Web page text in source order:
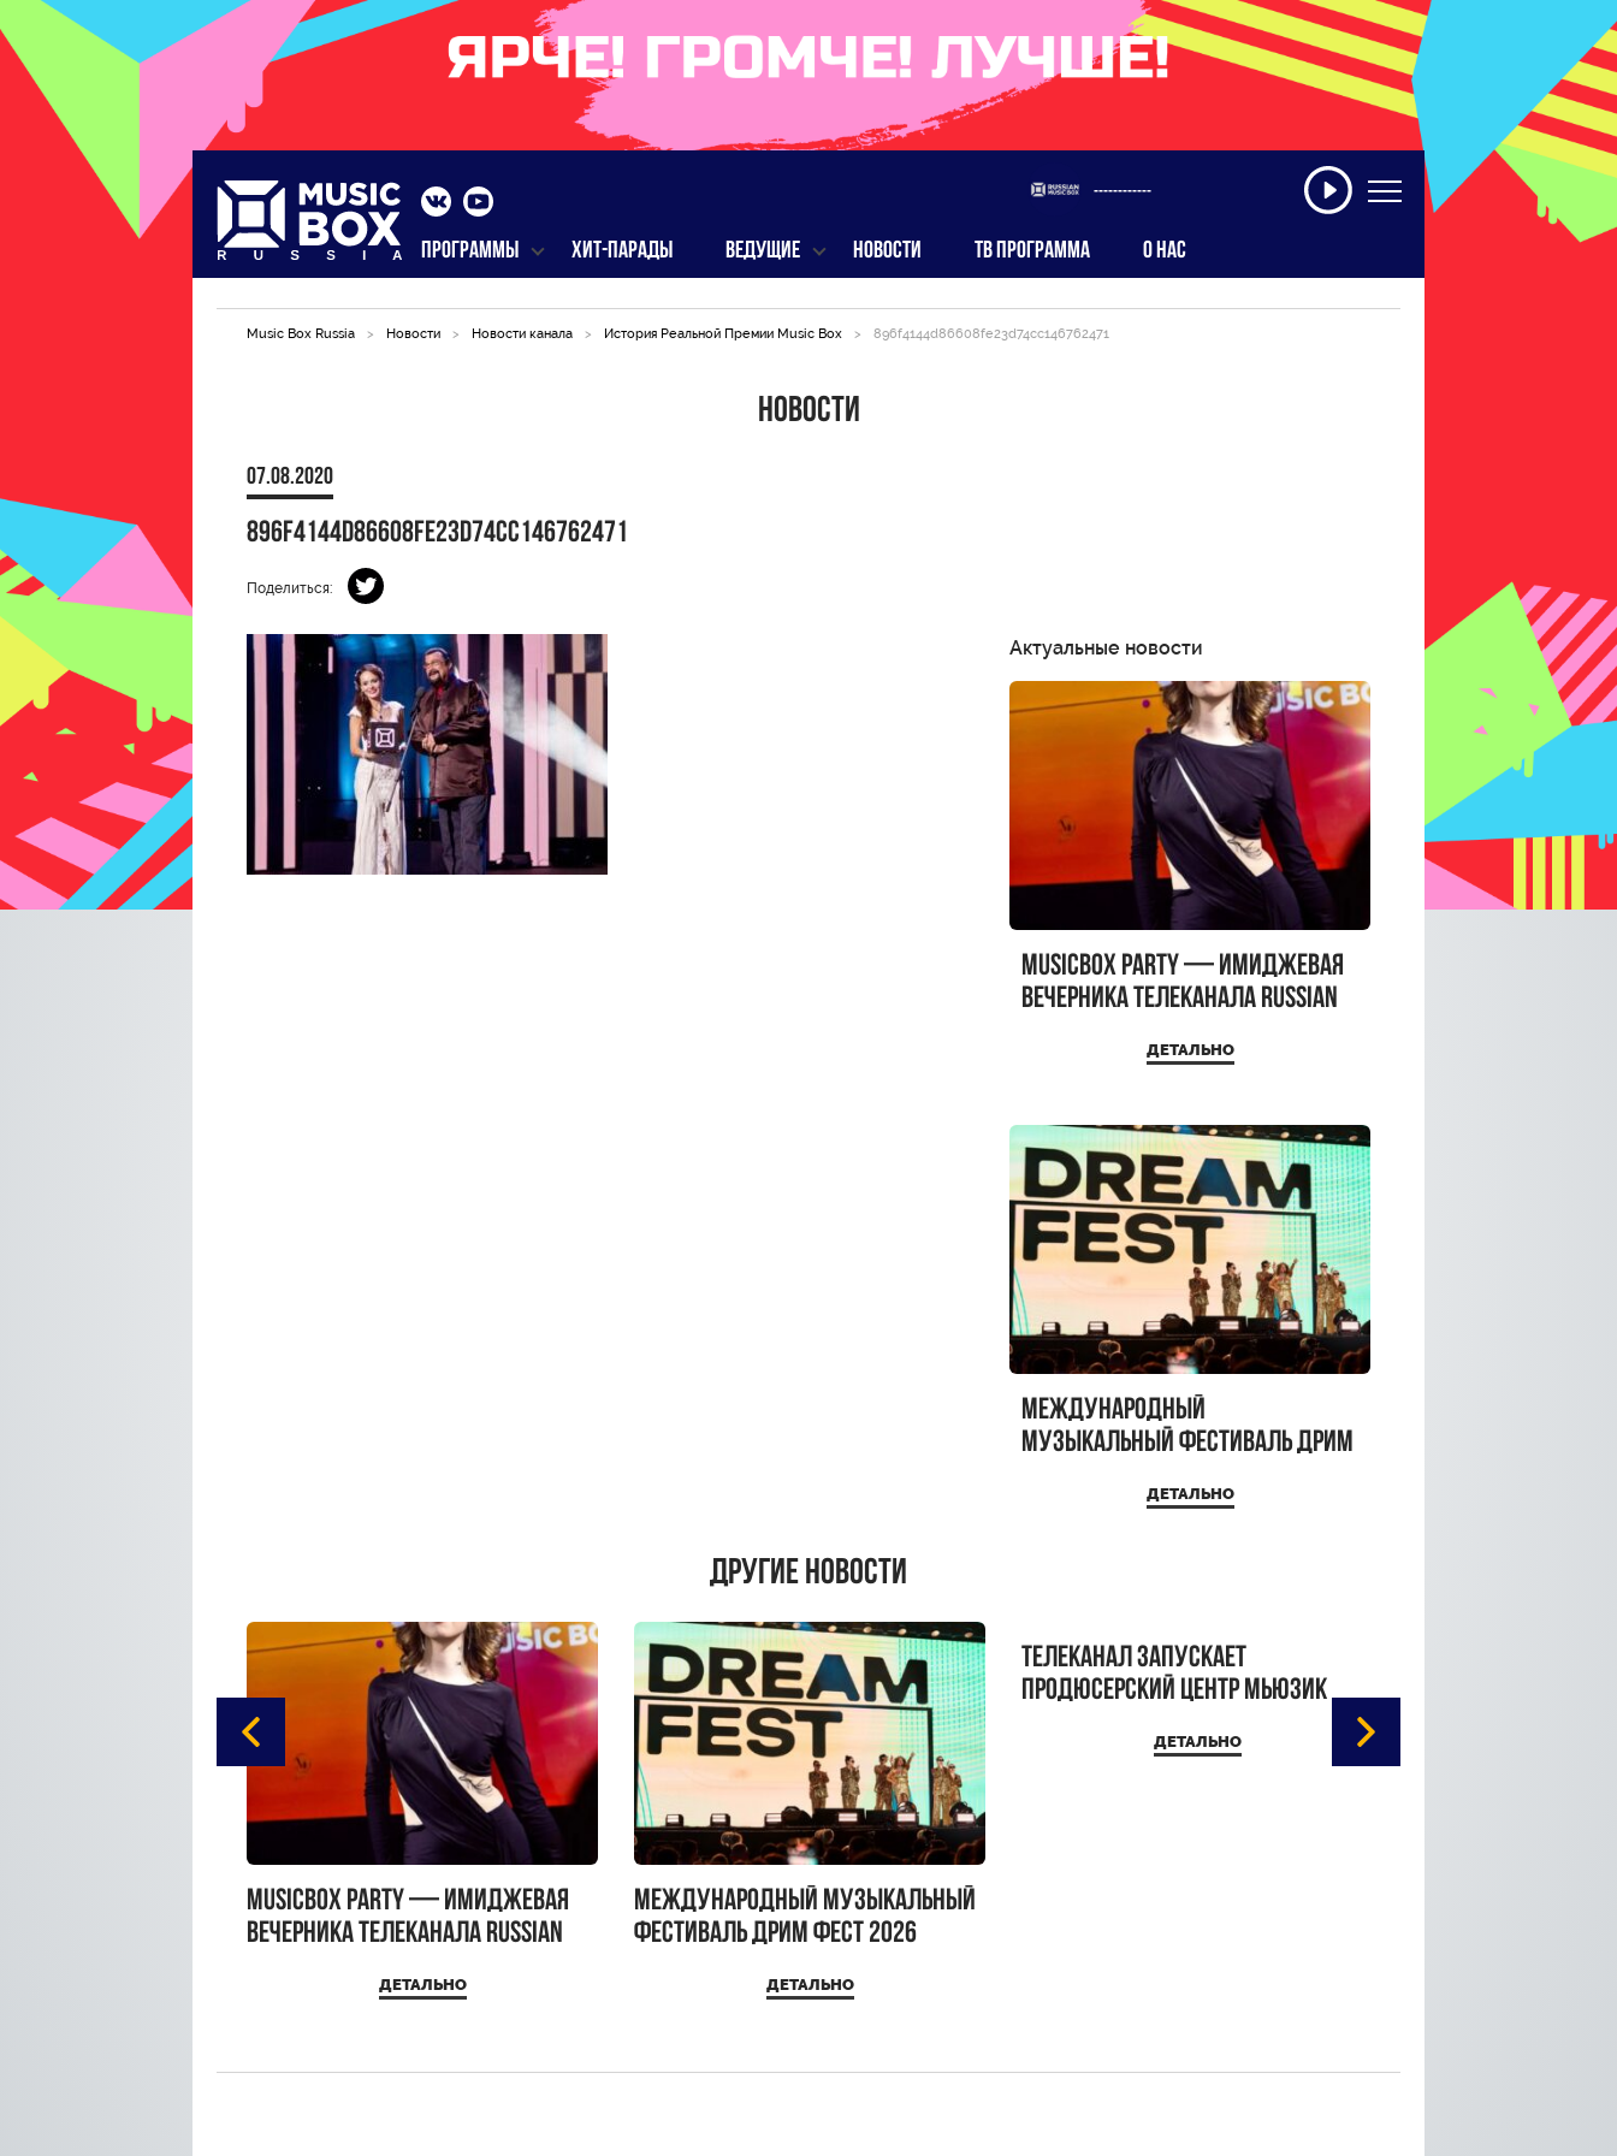
------------
ПРОГРАММЫ ХИТ-ПАРАДЫ ВЕДУЩИЕ НОВОСТИ ТВ ПРОГРАММА О НАС
Music Box Russia > Новости > Новости канала > История Реальной Премии Music Box > 896f4144d86608fe23d74cc146762471
Новости
07.08.2020
896f4144d86608fe23d74cc146762471
Поделиться:
Актуальные новости
MUSICBOX PARTY — имиджевая
вечерника телеканала RUSSIAN
ДЕТАЛЬНО
Международный
музыкальный фестиваль ДРИМ
ДЕТАЛЬНО
Другие новости
MUSICBOX PARTY — имиджевая
вечерника телеканала RUSSIAN
ДЕТАЛЬНО
Международный музыкальный
фестиваль ДРИМ ФЕСТ 2026
ДЕТАЛЬНО
Телеканал запускает
продюсерский центр Мьюзик
ДЕТАЛЬНО